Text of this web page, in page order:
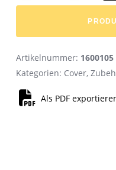
Artikelnummer: 1600105
Kategorien: Cover,
Als PDF